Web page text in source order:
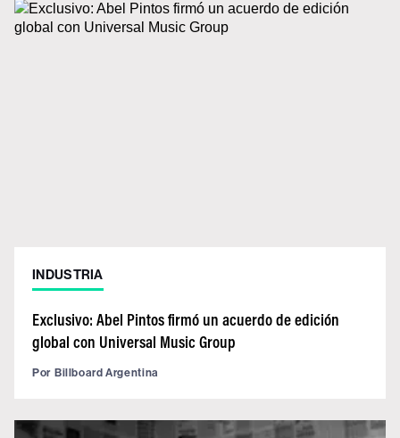
INDUSTRIA
Exclusivo: Abel Pintos firmó un acuerdo de edición
global con Universal Music Group
Por Billboard Argentina